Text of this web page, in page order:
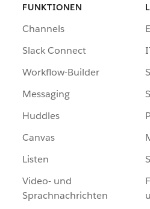
FUNKTIONEN
Channels
Slack Connect
Workflow-Builder
Messaging
Huddles
Canvas
Listen
Video- und
Sprachnachrichten